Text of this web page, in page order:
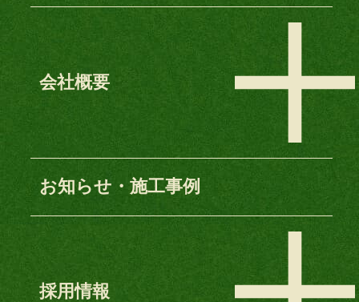
会社概要
お知らせ・施工事例
採用情報